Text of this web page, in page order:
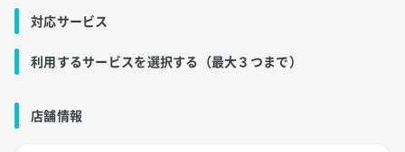
対応サービス
利用するサービスを選択する（最大３つまで）
店舗情報